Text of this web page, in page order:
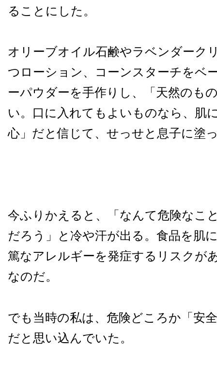
ることにした。
オリーブオイル石鹸やラベンダーク
つローション、コーンスターチをベ
ーパウダーを手作りし、「天然のも
い。口に入れてもよいものなら、肌
心」だと信じて、せっせと息子に塗
今ふりかえると、「なんて危険なこ
だろう」と冷や汗が出る。食品を肌
篤なアレルギーを発症するリスクが
なのだ。
でも当時の私は、危険どころか「安
だと思い込んでいた。